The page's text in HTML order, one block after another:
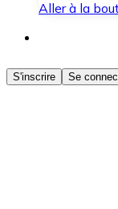
Aller à la
Acheter des
Achetez les
S'inscrire Se